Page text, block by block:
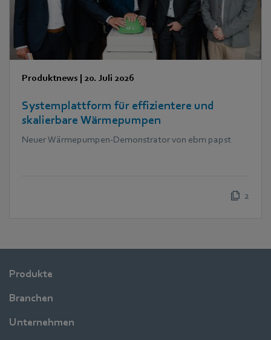
Produktnews | 20. Juli 2026
Systemplattform für effizientere und
skalierbare Wärmepumpen
Neuer Wärmepumpen-Demonstrator von ebm papst
2
Produkte
Branchen
Unternehmen